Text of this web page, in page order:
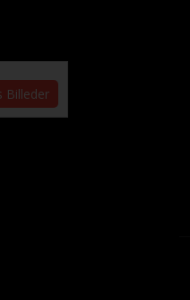
Billeder